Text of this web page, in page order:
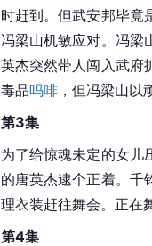
时赶到。但武安邦毕竟
冯梁山机敏应对。冯梁
英杰突然带人闯入武府
毒品吗啡 ，但冯梁山
第3集
为了给惊魂未定的女儿
的唐英杰逮个正着。千
理衣装赶往舞会。正在
第4集